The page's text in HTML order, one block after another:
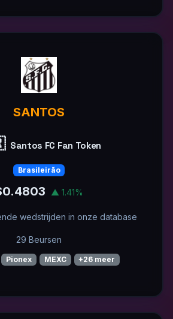
SANTOS
Santos FC Fan Token
Brasileirão
▲ 1.41%
wedstrijden in onze database
29 Beursen
Pionex MEXC +26 meer